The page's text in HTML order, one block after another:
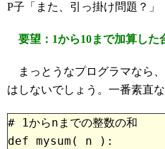
P子「また、引っ掛け問題？」
要望：1から10まで加算した
まっとうなプログラマなら
はしないでしょう。一番素直
# 1からnまでの整数の和
def mysum( n ):